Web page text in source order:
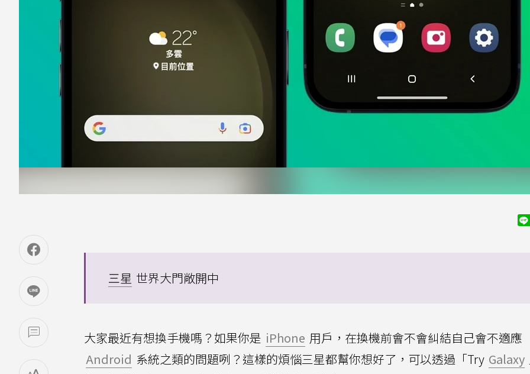
三星 世界大門敞開中
大家最近有想換手機嗎？如果你是 iPhone 用戶，在換機前會不會糾結自己會不適應
Android 系統之類的問題咧？這樣的煩惱三星都幫你想好了，可以透過「Try Galaxy